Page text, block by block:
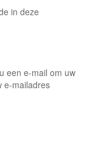
in deze
een e-mail om uw
e-mailadres